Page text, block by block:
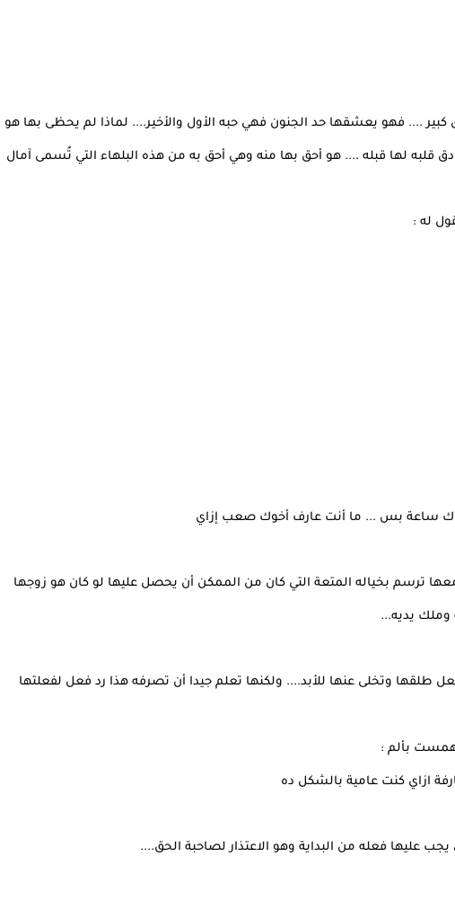
.... فهو يعشقها حد الجنون فهي حبه الأول والأخير.... لماذا لم يحظى بها هو
قلبه لها قبله .... هو أحق بها منه وهي أحق به من هذه البلهاء التي تُسمى آمال
له :
ساعة بس ... ما أنت عارف أخوك صعب إزاي
ترسم بخياله المتعة التي كان من الممكن أن يحصل عليها لو كان هو زوجها
يديه...
طلقها وتخلى عنها للأبد.... ولكنها تعلم جيدا أن تصرفه هذا رد فعل لفعلتها
بألم :
ازاي كنت عامية بالشكل ده
عليها فعله من البداية وهو الاعتذار لصاحبة الحق....